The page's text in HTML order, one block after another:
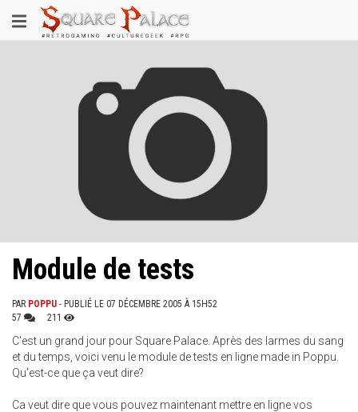
au
contenu
Toggle
navigation
Module de tests
PAR POPPU - PUBLIÉ LE 07 DÉCEMBRE 2005 À 15H52
57
211
C'est un grand jour pour Square Palace. Après des larmes du sang
et du temps, voici venu le module de tests en ligne made in Poppu.
Qu'est-ce que ça veut dire?
Ca veut dire que vous pouvez maintenant mettre en ligne vos